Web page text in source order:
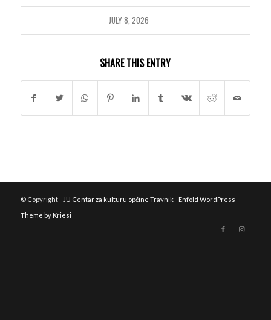
JULY 8, 2026
/
SHARE THIS ENTRY
© Copyright - JU Centar za kulturu općine Travnik- Enfold WordPress
Theme by Kriesi